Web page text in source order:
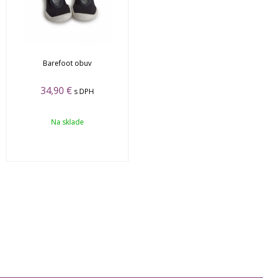
Barefoot obuv
34,90 € s DPH
Na sklade